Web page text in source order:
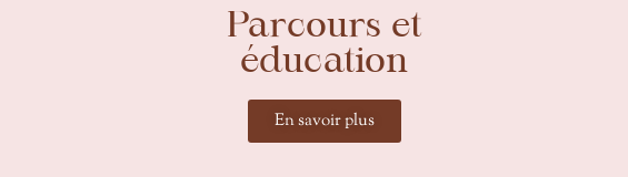
Parcours et
éducation
En savoir plus